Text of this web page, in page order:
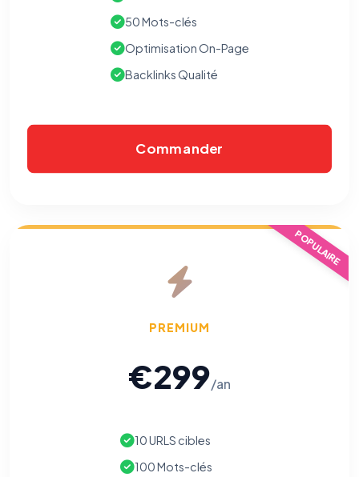
50 Mots-clés
Optimisation On-Page
Backlinks Qualité
Commander
POPULAIRE
PREMIUM
€299/an
10 URLS cibles
100 Mots-clés